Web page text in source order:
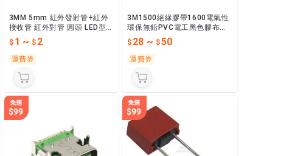
3MM 5mm 紅外發射管+紅外
接收管 紅外對管 圓頭 LED型 9
40nm 直徑
1 ~ 2
運費券
3M1500絕緣膠帶1600電氣性
環保無鉛PVC電工黑色膠布電
線維修防水
28 ~ 50
運費券